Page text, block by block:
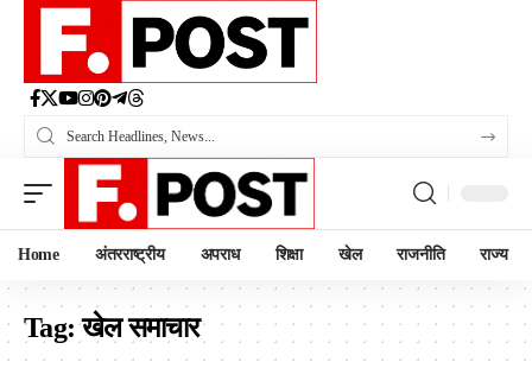
Home अंतरराष्ट्रीय अपराध शिक्षा खेल राजनीति राज्य
Tag:खेल समाचार